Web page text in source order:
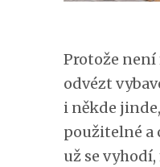
Protože není
odvézt
i někde
použitelné a
už se